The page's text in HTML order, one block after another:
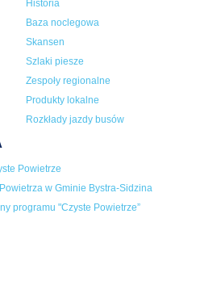
Historia
Baza noclegowa
Skansen
Szlaki piesze
Zespoły regionalne
Produkty lokalne
Rozkłady jazdy busów
Powietrze
w Gminie Bystra-Sidzina
programu "Czyste Powietrze”